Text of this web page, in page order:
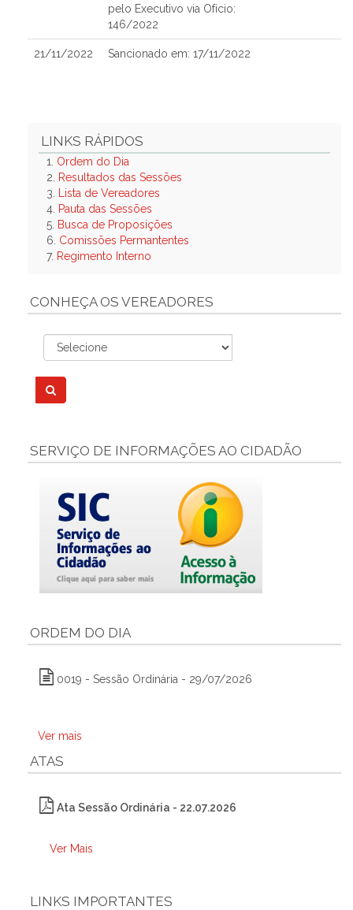
pelo Executivo via Ofício:
146/2022
21/11/2022 Sancionado em: 17/11/2022
LINKS RÁPIDOS
1. Ordem do Dia
2.
Resultados das Sessões
3.
Lista de Vereadores
4. Pauta das Sessões
5. Busca de Proposições
6. Comissões Permantentes
7. Regimento Interno
CONHEÇA OS VEREADORES
SERVIÇO DE INFORMAÇÕES AO CIDADÃO
ORDEM DO DIA
0019 - Sessão Ordinária - 29/07/2026
Ver mais
ATAS
Ata Sessão Ordinária - 22.07.2026
Ver Mais
LINKS IMPORTANTES